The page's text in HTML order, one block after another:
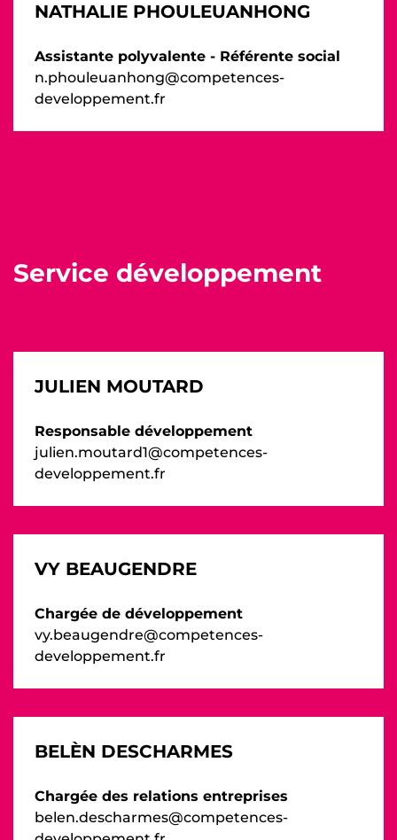
NATHALIE PHOULEUANHONG
Assistante polyvalente - Référente social
n.phouleuanhong@competences-
developpement.fr
Service développement
JULIEN MOUTARD
Responsable développement
julien.moutard1@competences-
developpement.fr
VY BEAUGENDRE
Chargée de développement
vy.beaugendre@competences-
developpement.fr
BELÈN DESCHARMES
Chargée des relations entreprises
belen.descharmes@competences-